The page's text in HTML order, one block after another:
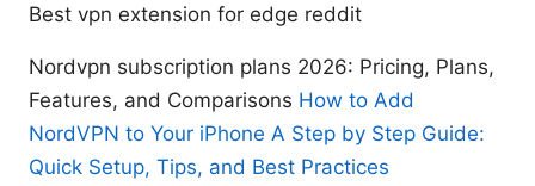
Best vpn extension for edge reddit
Nordvpn subscription plans 2026: Pricing, Plans,
Features, and Comparisons How to Add
NordVPN to Your iPhone A Step by Step Guide:
Quick Setup, Tips, and Best Practices